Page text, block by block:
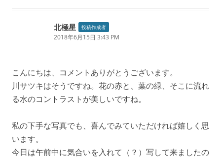
北極星 投稿作成者
2018年6月15日 3:43 PM
こんにちは、コメントありがとうございます。
川サツキはそうですね。花の赤と、葉の緑、そこに流れ
る水のコントラストが美しいですね。
私の下手な写真でも、喜んでみていただければ嬉しく思
います。
今日は午前中に気合いを入れて（？）写して来ましたの